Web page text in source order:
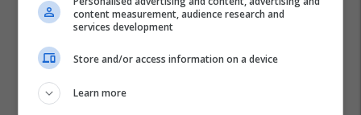
content measurement, audience research and
services development
Store and/or access information on a device
Learn more